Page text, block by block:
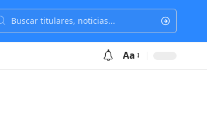
Aa